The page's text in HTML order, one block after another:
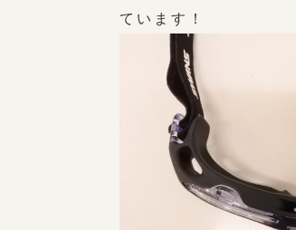
ています！